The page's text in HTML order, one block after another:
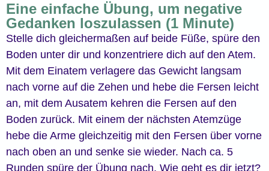
Eine einfache Übung, um negative
Gedanken loszulassen (1 Minute)
Stelle dich gleichermaßen auf beide Füße, spüre den
Boden unter dir und konzentriere dich auf den Atem.
Mit dem Einatem verlagere das Gewicht langsam
nach vorne auf die Zehen und hebe die Fersen leicht
an, mit dem Ausatem kehren die Fersen auf den
Boden zurück. Mit einem der nächsten Atemzüge
hebe die Arme gleichzeitig mit den Fersen über vorne
nach oben an und senke sie wieder. Nach ca. 5
Runden spüre der Übung nach. Wie geht es dir jetzt?